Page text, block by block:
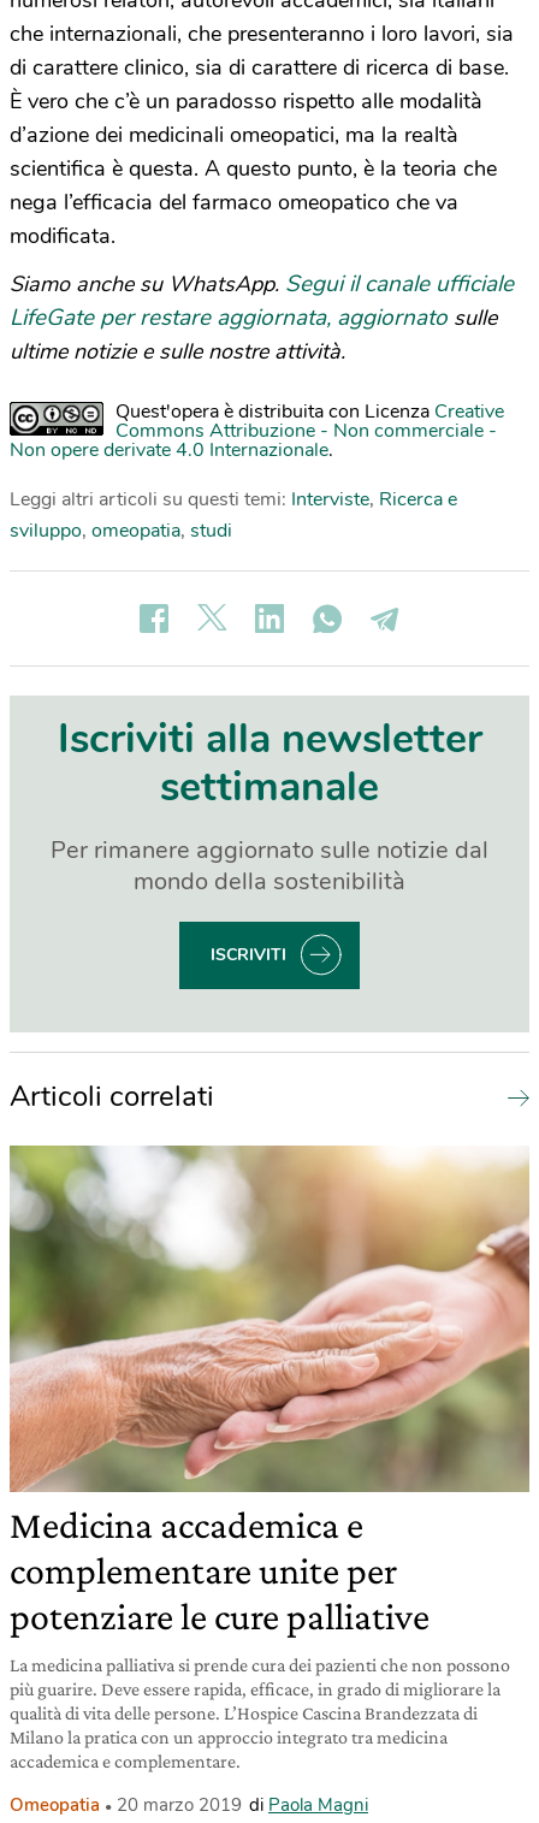
che internazionali, che presenteranno i loro lavori, sia
di carattere clinico, sia di carattere di ricerca di base.
È vero che c’è un paradosso rispetto alle modalità
d’azione dei medicinali omeopatici, ma la realtà
scientifica è questa. A questo punto, è la teoria che
nega l’efficacia del farmaco omeopatico che va
modificata.
Siamo anche su WhatsApp. Segui il canale ufficiale
LifeGate per restare aggiornata, aggiornato sulle
ultime notizie e sulle nostre attività.
Quest'opera è distribuita con Licenza Creative
Commons Attribuzione - Non commerciale -
Non opere derivate 4.0 Internazionale.
Leggi altri articoli su questi temi: Interviste, Ricerca e
sviluppo, omeopatia, studi
Iscriviti alla newsletter
settimanale
Per rimanere aggiornato sulle notizie dal
mondo della sostenibilità
ISCRIVITI
Articoli correlati
Medicina accademica e
complementare unite per
potenziare le cure palliative
La medicina palliativa si prende cura dei pazienti che non possono
più guarire. Deve essere rapida, efficace, in grado di migliorare la
qualità di vita delle persone. L’Hospice Cascina Brandezzata di
Milano la pratica con un approccio integrato tra medicina
accademica e complementare.
Omeopatia 20 marzo 2019 di Paola Magni